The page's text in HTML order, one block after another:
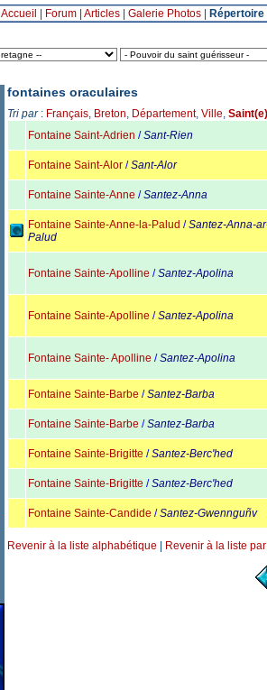
Accueil Forum| Articles| Galerie Photos|
fontaines oraculaires
Tri par: Français, Breton, Département, Ville, Saint(e)
Fontaine Saint-Adrien /Sant-Rien
Fontaine Saint-Alor /Sant-Alor
Fontaine Sainte-Anne /Santez-Anna
Fontaine Sainte-Anne-la-Palud /Santez-Anna-
Palud
Fontaine Sainte-Apolline /Santez-Apolina
Fontaine Sainte-Apolline /Santez-Apolina
Fontaine Sainte- Apolline /Santez-Apolina
Fontaine Sainte-Barbe /Santez-Barba
Fontaine Sainte-Barbe /Santez-Barba
Fontaine Sainte-Brigitte /Santez-Berc'hed
Fontaine Sainte-Brigitte /Santez-Berc'hed
Fontaine Sainte-Candide /Santez-Gwennguñv
Revenir à la liste alphabétique Revenir à la liste